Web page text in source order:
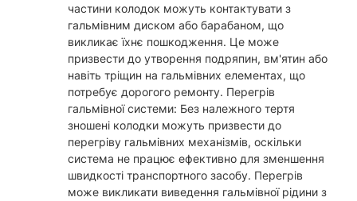
частини колодок можуть контактувати з
гальмівним диском або барабаном, що
викликає їхнє пошкодження. Це може
призвести до утворення подряпин, вм'ятин або
навіть тріщин на гальмівних елементах, що
потребує дорогого ремонту. Перегрів
гальмівної системи: Без належного тертя
зношені колодки можуть призвести до
перегріву гальмівних механізмів, оскільки
система не працює ефективно для зменшення
швидкості транспортного засобу. Перегрів
може викликати виведення гальмівної рідини з